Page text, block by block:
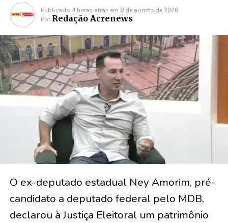
Publicado 4 horas atrás em 8 de agosto de 2026
Por Redação Acrenews
O ex-deputado estadual Ney Amorim, pré-
candidato a deputado federal pelo MDB,
declarou à Justiça Eleitoral um patrimônio